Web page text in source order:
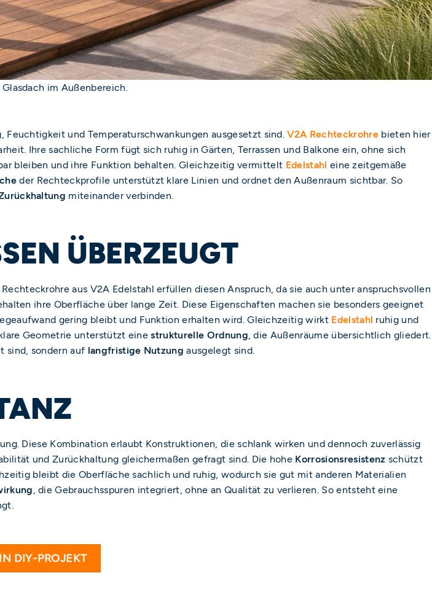
im Außenbereich.
und Temperaturschwankungen ausgesetzt sind.V2A Rechteckrohrebieten hier
Ihre sachliche Form fügt sich ruhig in Gärten, Terrassen und Balkone ein, ohne sich
bleiben und ihre Funktion behalten. Gleichzeitig vermittelt Edelstahl eine zeitgemäße
der Rechteckprofile unterstützt klare Linien und ordnet den Außenraum sichtbar. So
miteinander verbinden.
ÜBERZEUGT
aus V2A Edelstahl erfüllen diesen Anspruch, da sie auch unter anspruchsvollen
ihre Oberfläche über lange Zeit. Diese Eigenschaften machen sie besonders geeignet
gering bleibt und Funktion erhalten wird. Gleichzeitig wirkt Edelstahl ruhig und
Geometrie unterstützt einestrukturelle Ordnung , die Außenräume übersichtlich gliedert.
sind, sondern auf langfristige Nutzung ausgelegt sind.
Diese Kombination erlaubt Konstruktionen, die schlank wirken und dennoch zuverlässig
und Zurückhaltung gleichermaßen gefragt sind. Die hohe Korrosionsresistenz schützt
bleibt die Oberfläche sachlich und ruhig, wodurch sie gut mit anderen Materialien
, die Gebrauchsspuren integriert, ohne an Qualität zu verlieren. So entsteht eine
DIY-PROJEKT